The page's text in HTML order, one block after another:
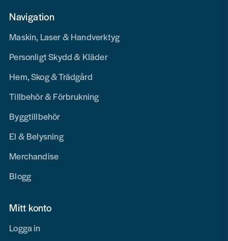
Navigation
Maskin, Laser & Handverktyg
Personligt Skydd & Kläder
Hem, Skog & Trädgård
Tillbehör & Förbrukning
Byggtillbehör
El & Belysning
Merchandise
Blogg
Mitt konto
Logga in